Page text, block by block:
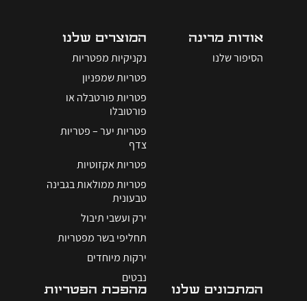
אודות מרינה
הסיפור שלנו
המוצרים שלנו
נקניקיות מפטריות
פטריות שמפניון
פטריות פורטבלה או
פורטובלו
פטריות יער – פטריות
צדף
פטריות אקזוטיות
פטריות ממולאות בגבינה
טבעונית
ירק ועשבי תיבול
תחליפי בשר מפטריות
ירקות מיוחדים
נבטים
המתכונים שלנו מהפכת הפטריות